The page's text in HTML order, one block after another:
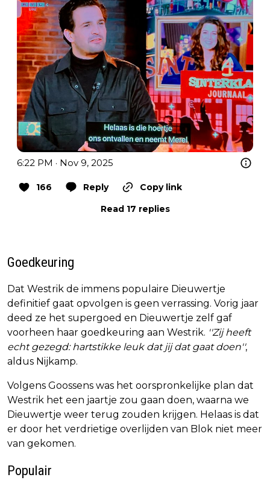
6:22 PM · Nov 9, 2025
166 Reply
Copy link
Read 17 replies
Goedkeuring
Dat Westrik de immens populaire Dieuwertje
definitief gaat opvolgen is geen verrassing. Vorig jaar
deed ze het supergoed en Dieuwertje zelf gaf
voorheen haar goedkeuring aan Westrik. ''Zij heeft
echt gezegd: hartstikke leuk dat jij dat gaat doen'',
aldus Nijkamp.
Volgens Goossens was het oorspronkelijke plan dat
Westrik het een jaartje zou gaan doen, waarna we
Dieuwertje weer terug zouden krijgen. Helaas is dat
er door het verdrietige overlijden van Blok niet meer
van gekomen.
Populair